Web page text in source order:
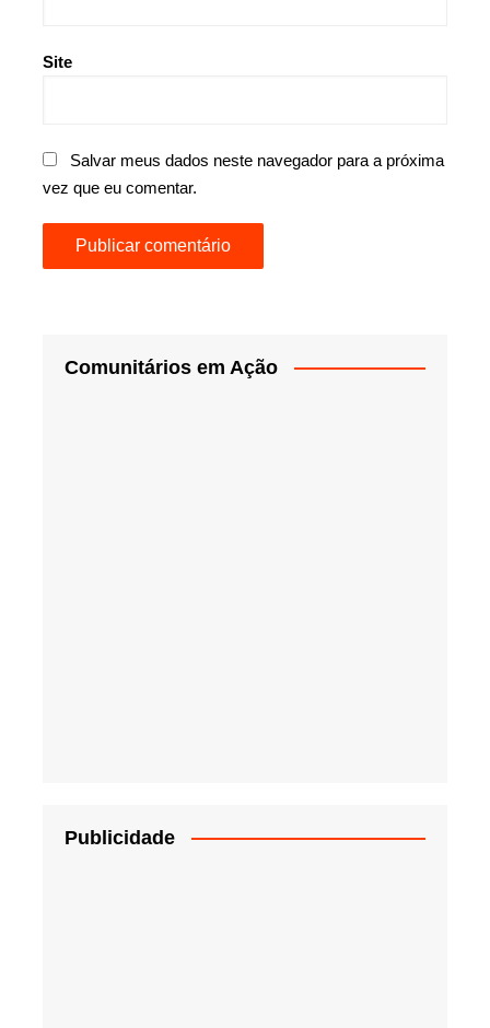
Site
Salvar meus dados neste navegador para a próxima
vez que eu comentar.
Comunitários em Ação
Publicidade